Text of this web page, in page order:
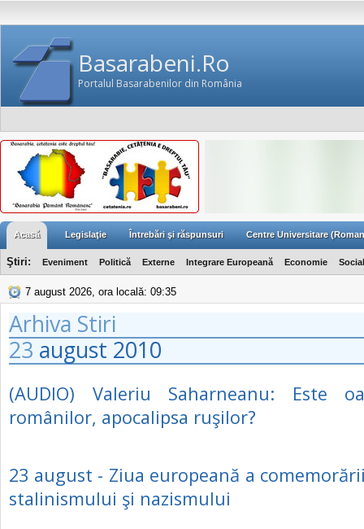
Basarabeni.Ro
Portalul Basarabenilor din România
Acasă Legislaţie Întrebări şi răspunsuri Centre Universitare
Ştiri: Eveniment Politică Externe Integrare Europeană Economie Social
7 august 2026, ora locală: 09:35
Arhiva Stiri
23 august 2010
(AUDIO) Valeriu Saharneanu: Este
românilor, apocalipsa ruşilor?
23 august - Ziua europeană a
stalinismului şi nazismului